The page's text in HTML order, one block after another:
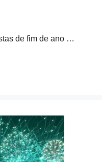
de fim de ano …